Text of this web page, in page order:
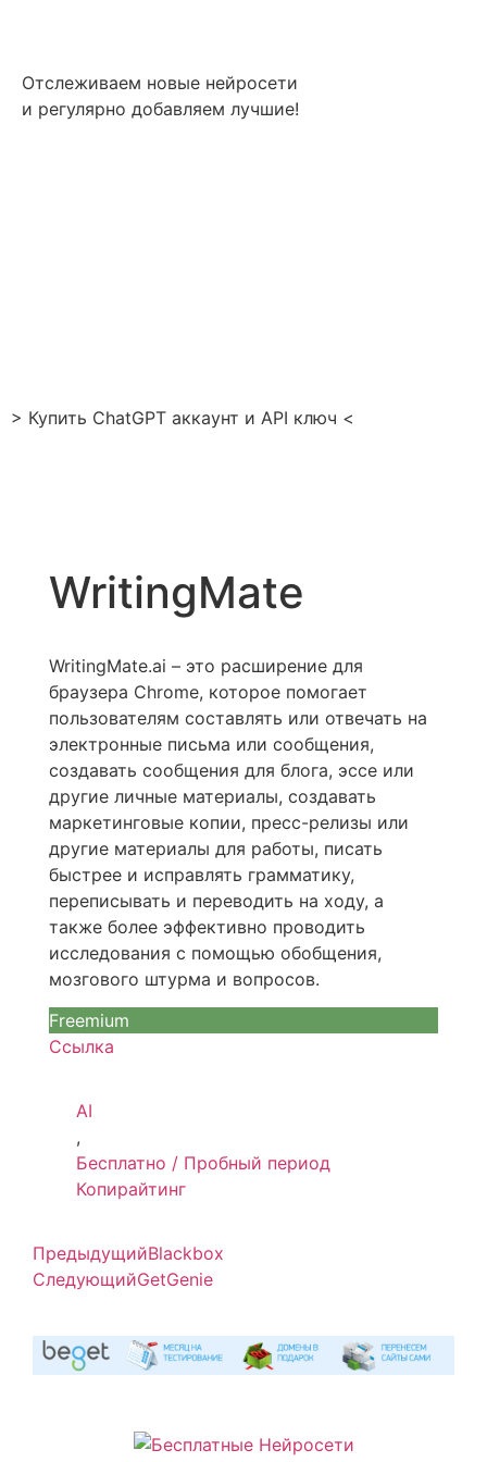
Отслеживаем новые нейросети
и регулярно добавляем лучшие!
> Купить ChatGPT аккаунт и API ключ <
WritingMate
WritingMate.ai – это расширение для
браузера Chrome, которое помогает
пользователям составлять или отвечать на
электронные письма или сообщения,
создавать сообщения для блога, эссе или
другие личные материалы, создавать
маркетинговые копии, пресс-релизы или
другие материалы для работы, писать
быстрее и исправлять грамматику,
переписывать и переводить на ходу, а
также более эффективно проводить
исследования с помощью обобщения,
мозгового штурма и вопросов.
Freemium
Ссылка
AI
,
Бесплатно / Пробный период
Копирайтинг
ПредыдущийBlackbox
СледующийGetGenie